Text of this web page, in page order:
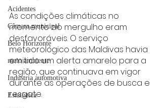
Acidentes
Câmara municipal
Belo Horizonte
meio ambiente
Industria automotiva
Estatística
As condições climáticas no
momento do mergulho eram
desfavoráveis. O serviço
meteorológico das Maldivas havia
emitido um alerta amarelo para a
região, que continuava em vigor
durante as operações de busca e
resgate.